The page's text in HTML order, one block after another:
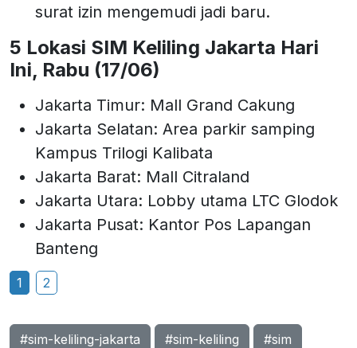
surat izin mengemudi jadi baru.
5 Lokasi SIM Keliling Jakarta Hari
Ini, Rabu (17/06)
Jakarta Timur: Mall Grand Cakung
Jakarta Selatan: Area parkir samping
Kampus Trilogi Kalibata
Jakarta Barat: Mall Citraland
Jakarta Utara: Lobby utama LTC Glodok
Jakarta Pusat: Kantor Pos Lapangan
Banteng
1 2
#sim-keliling-jakarta #sim-keliling #sim